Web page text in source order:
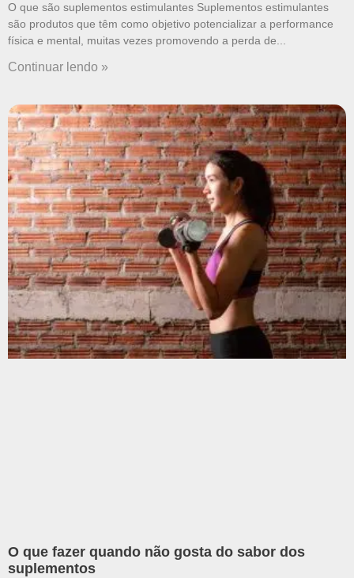
O que são suplementos estimulantes Suplementos estimulantes
são produtos que têm como objetivo potencializar a performance
física e mental, muitas vezes promovendo a perda de
Continuar lendo »
O que fazer quando não gosta do sabor dos
suplementos